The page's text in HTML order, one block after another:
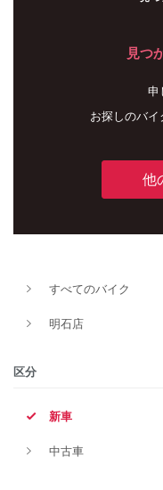
見つ
申
お探しのバイ
他
すべてのバイク
明石店
区分
新車
中古車
新車
タイプ